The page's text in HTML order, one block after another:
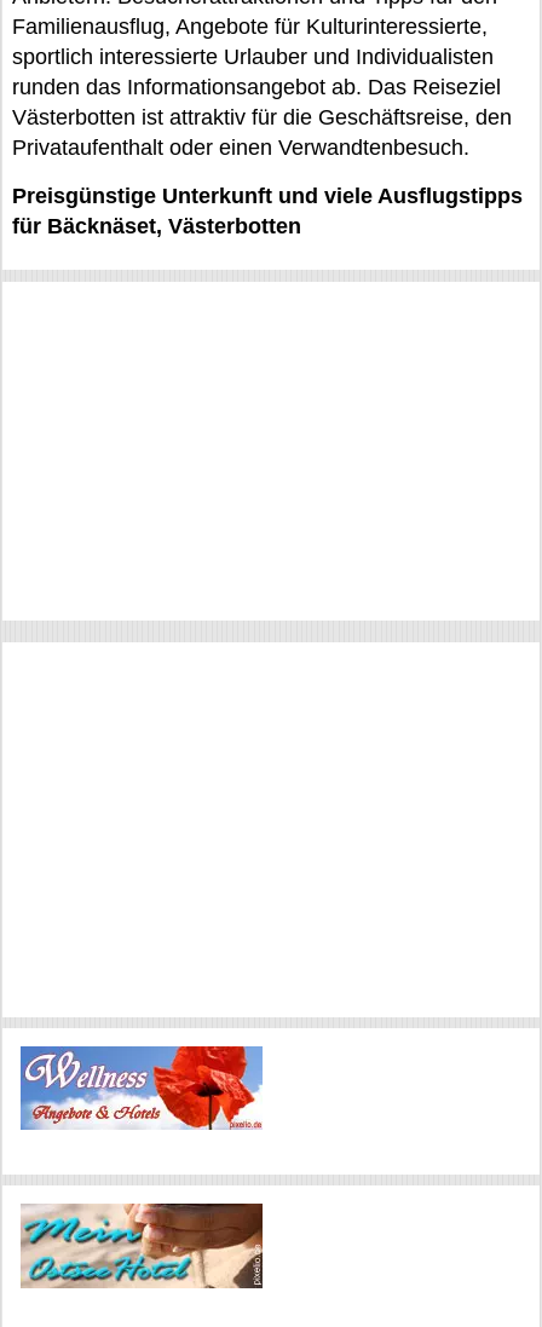
Familienausflug, Angebote für Kulturinteressierte,
sportlich interessierte Urlauber und Individualisten
runden das Informationsangebot ab. Das Reiseziel
Västerbotten ist attraktiv für die Geschäftsreise, den
Privataufenthalt oder einen Verwandtenbesuch.
Preisgünstige Unterkunft und viele Ausflugstipps
für Bäcknäset, Västerbotten